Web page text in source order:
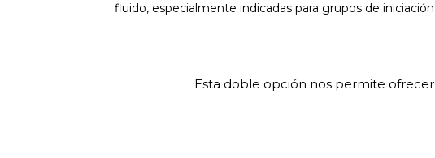
fluido, especialmente indicadas para grupos de
Esta doble opción nos permite ofrecer